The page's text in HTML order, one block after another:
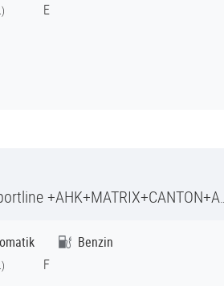
E
+AHK+MATRIX+CANTON+ACC+
Benzin
F